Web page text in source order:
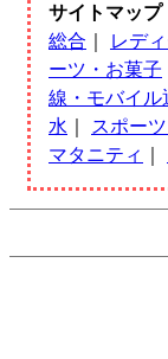
サイトマップ
総合
レデ
ーツ・お菓子
線・モバイル
水
スポー
マタニティ